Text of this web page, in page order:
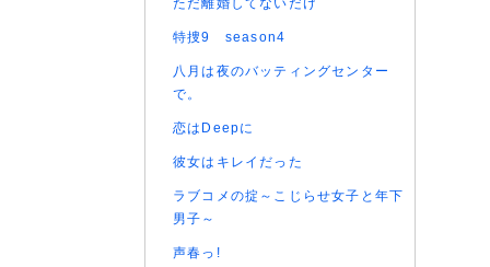
ただ離婚してないだけ
特捜9 season4
八月は夜のバッティングセンター
で。
恋はDeepに
彼女はキレイだった
ラブコメの掟～こじらせ女子と年下
男子～
声春っ!